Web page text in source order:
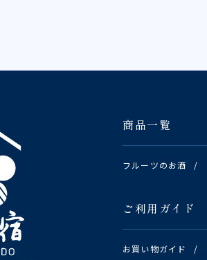
商品一覧
フルーツのお酒 /
ご利用ガイド
お買い物ガイド /